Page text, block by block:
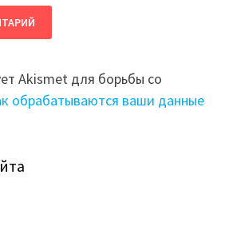
Akismet для борьбы со
обрабатываются ваши данные